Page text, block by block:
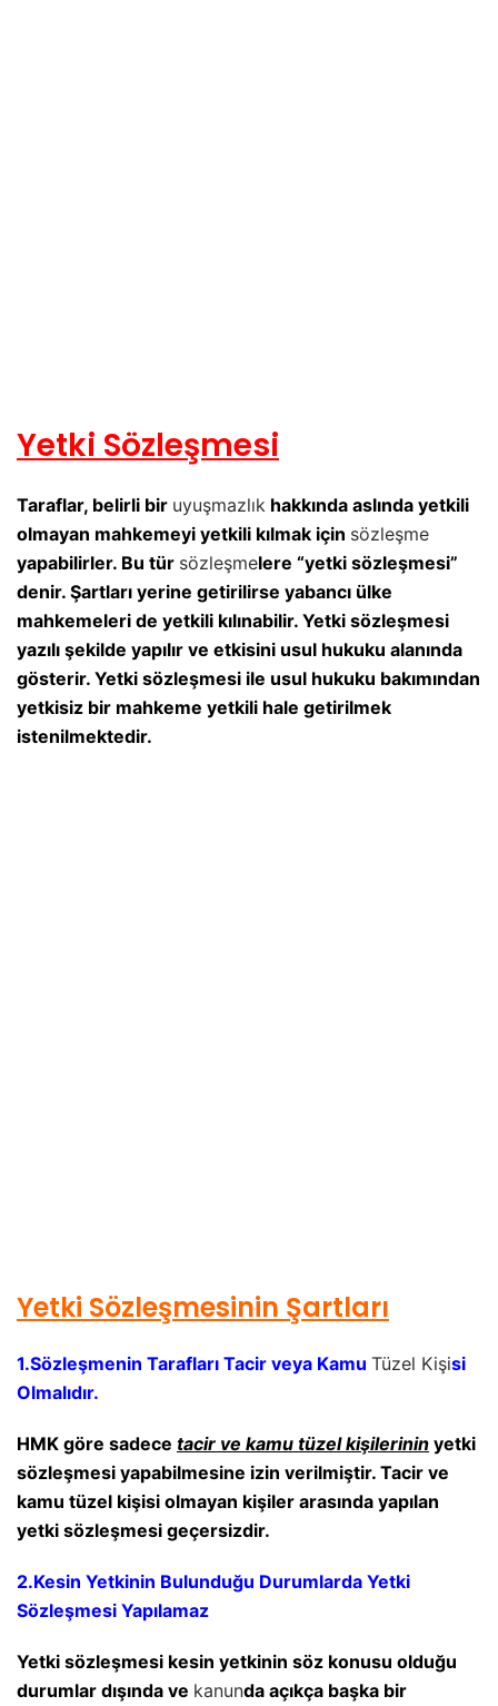
Yetki Sözleşmesi
Taraflar, belirli bir uyuşmazlık hakkında aslında yetkili
olmayan mahkemeyi yetkili kılmak için sözleşme
yapabilirler. Bu tür sözleşmelere “yetki sözleşmesi”
denir. Şartları yerine getirilirse yabancı ülke
mahkemeleri de yetkili kılınabilir. Yetki sözleşmesi
yazılı şekilde yapılır ve etkisini usul hukuku alanında
gösterir. Yetki sözleşmesi ile usul hukuku bakımından
yetkisiz bir mahkeme yetkili hale getirilmek
istenilmektedir.
Yetki Sözleşmesinin Şartları
1.Sözleşmenin Tarafları Tacir veya Kamu Tüzel Kişisi
Olmalıdır.
HMK göre sadece tacir ve kamu tüzel kişilerinin yetki
sözleşmesi yapabilmesine izin verilmiştir. Tacir ve
kamu tüzel kişisi olmayan kişiler arasında yapılan
yetki sözleşmesi geçersizdir.
2.Kesin Yetkinin Bulunduğu Durumlarda Yetki
Sözleşmesi Yapılamaz
Yetki sözleşmesi kesin yetkinin söz konusu olduğu
durumlar dışında ve kanunda açıkça başka bir